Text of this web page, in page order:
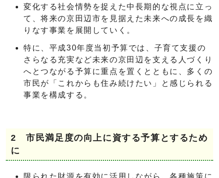
変化する社会情勢を捉えた中長期的な視点に立っ
て、将来の京田辺市を見据えた未来への成長を織
りなす事業を展開していく。
特に、平成30年度当初予算では、子育て支援の
さらなる充実など未来の京田辺を支える人づくり
へとつながる予算に重点を置くとともに、多くの
市民が「これからも住み続けたい」と感じられる
事業を構成する。
2 市民満足度の向上に資する予算とするため
に
限られた財源を有効に活用しながら、各種施策に